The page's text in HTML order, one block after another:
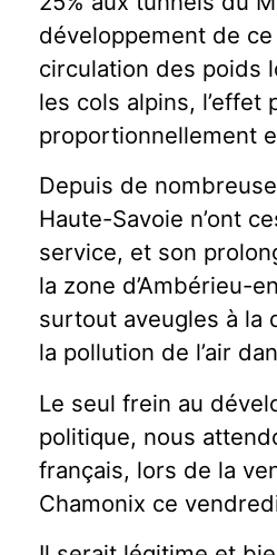
développement de
circulation des poids
les cols alpins, l’effet
proportionnellement
Depuis de
Haute-Savoie n’ont
service, et son
la zone d’Ambérieu-
surtout aveugles à la
la pollution de l’air
Le seul frein au
politique, nous
français, lors de la
Chamonix ce